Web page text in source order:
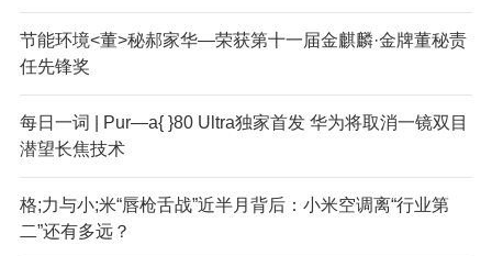
节能环境<董>秘郝家华—荣获第十一届金麒麟·金牌董秘责
任先锋奖
每日一词 | Pur—a{ }80 Ultra独家首发 华为将取消一镜双目
潜望长焦技术
格;力与小;米“唇枪舌战”近半月背后：小米空调离“行业第
二”还有多远？